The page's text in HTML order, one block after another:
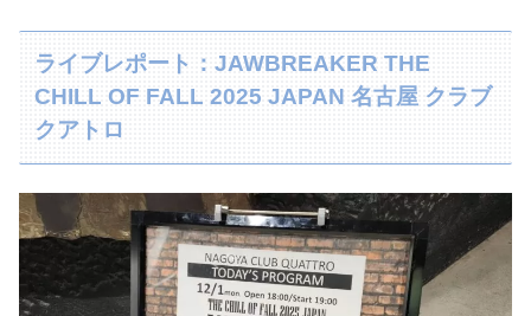
ライブレポート：JAWBREAKER THE
CHILL OF FALL 2025 JAPAN 名古屋 クラブ
クアトロ